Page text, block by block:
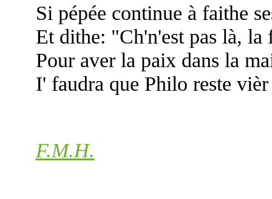
Si pépée continue à faithe
Et dithe: "Ch'n'est pas là,
Pour aver la paix dans la
I' faudra que Philo reste
F.M.H.